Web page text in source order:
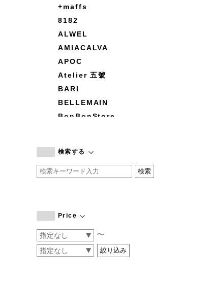
+maffs
8182
ALWEL
AMIACALVA
APOC
Atelier 五號
BARI
BELLEMAIN
BonBonStore
by basics
CATWORTH
COGTHEBIGSMOKE
CONVERSE
DEAN & DELUCA
検索する
Price
〜